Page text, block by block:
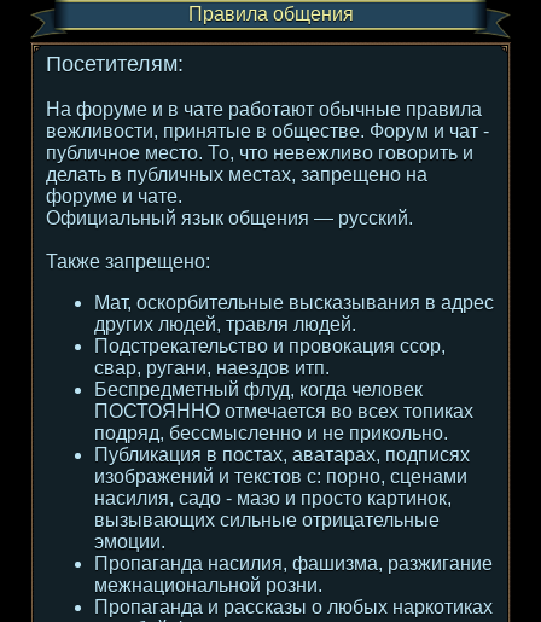
Правила общения
Посетителям:
На форуме и в чате работают обычные правила
вежливости, принятые в обществе. Форум и чат -
публичное место. То, что невежливо говорить и
делать в публичных местах, запрещено на
форуме и чате.
Официальный язык общения — русский.
Также запрещено:
Мат, оскорбительные высказывания в адрес
других людей, травля людей.
Подстрекательство и провокация ссор,
свар, ругани, наездов итп.
Беспредметный флуд, когда человек
ПОСТОЯННО отмечается во всех топиках
подряд, бессмысленно и не прикольно.
Публикация в постах, аватарах, подписях
изображений и текстов с: порно, сценами
насилия, садо - мазо и просто картинок,
вызывающих сильные отрицательные
эмоции.
Пропаганда насилия, фашизма, разжигание
межнациональной розни.
Пропаганда и рассказы о любых наркотиках